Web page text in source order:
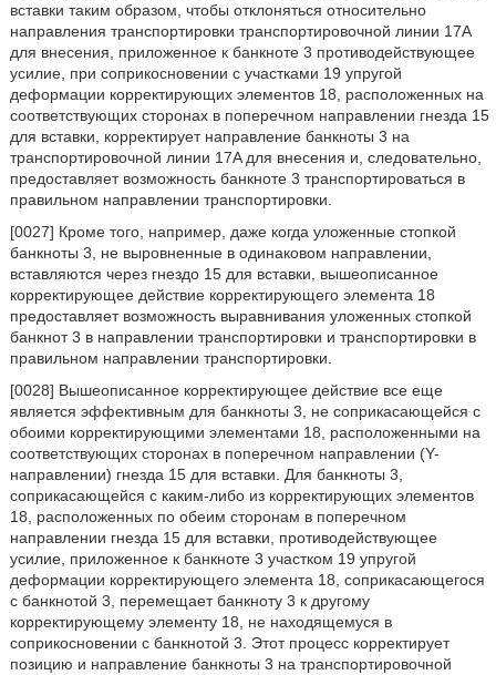
вставки таким образом, чтобы отклоняться относительно
направления транспортировки транспортировочной линии 17A
для внесения, приложенное к банкноте 3 противодействующее
усилие, при соприкосновении с участками 19 упругой
деформации корректирующих элементов 18, расположенных на
соответствующих сторонах в поперечном направлении гнезда 15
для вставки, корректирует направление банкноты 3 на
транспортировочной линии 17A для внесения и, следовательно,
предоставляет возможность банкноте 3 транспортироваться в
правильном направлении транспортировки.
[0027] Кроме того, например, даже когда уложенные стопкой
банкноты 3, не выровненные в одинаковом направлении,
вставляются через гнездо 15 для вставки, вышеописанное
корректирующее действие корректирующего элемента 18
предоставляет возможность выравнивания уложенных стопкой
банкнот 3 в направлении транспортировки и транспортировки в
правильном направлении транспортировки.
[0028] Вышеописанное корректирующее действие все еще
является эффективным для банкноты 3, не соприкасающейся с
обоими корректирующими элементами 18, расположенными на
соответствующих сторонах в поперечном направлении (Y-
направлении) гнезда 15 для вставки. Для банкноты 3,
соприкасающейся с каким-либо из корректирующих элементов
18, расположенных по обеим сторонам в поперечном
направлении гнезда 15 для вставки, противодействующее
усилие, приложенное к банкноте 3 участком 19 упругой
деформации корректирующего элемента 18, соприкасающегося
с банкнотой 3, перемещает банкноту 3 к другому
корректирующему элементу 18, не находящемуся в
соприкосновении с банкнотой 3. Этот процесс корректирует
позицию и направление банкноты 3 на транспортировочной